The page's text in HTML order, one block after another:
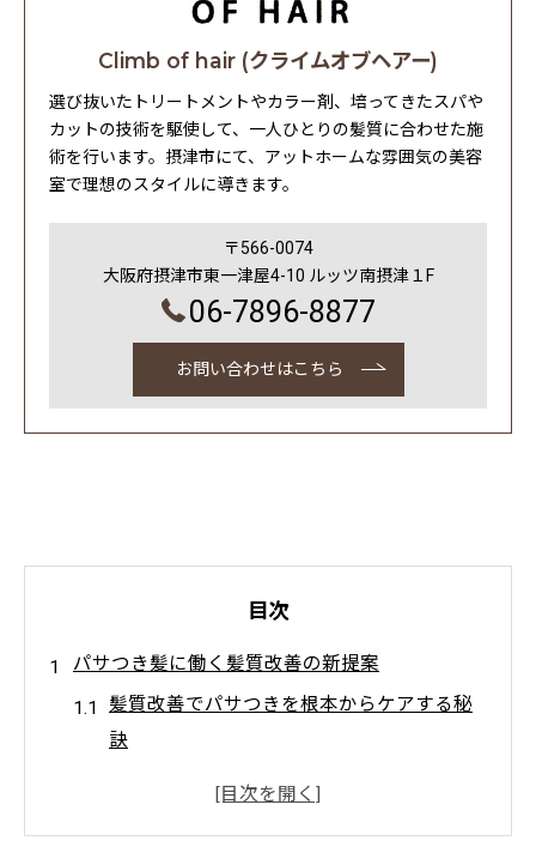
Climb of hair (クライムオブヘアー)
選び抜いたトリートメントやカラー剤、培ってきたスパや
カットの技術を駆使して、一人ひとりの髪質に合わせた施
術を行います。摂津市にて、アットホームな雰囲気の美容
室で理想のスタイルに導きます。
〒566-0074
大阪府摂津市東一津屋4-10 ルッツ南摂津１F
06-7896-8877
お問い合わせはこちら
目次
パサつき髪に働く髪質改善の新提案
髪質改善でパサつきを根本からケアする秘
訣
髪質改善トリートメントがもたらす潤い効